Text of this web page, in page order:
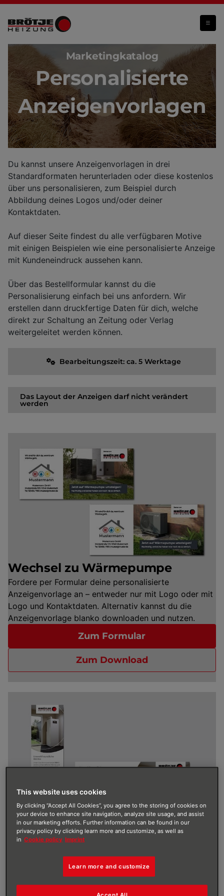
Marketingkatalog
Personalisierte
Anzeigenvorlagen
Du kannst unsere Anzeigenvorlagen in drei
Standardformaten herunterladen oder diese kostenlos
über uns personalisieren, zum Beispiel durch
Abbildung deines Logos und/oder deiner
Kontaktdaten.
Auf dieser Seite findest du alle verfügbaren Motive
mit einigen Beispielen wie eine personalisierte Anzeige
mit Kundeneindruck aussehen kann.
Über das Bestellformular kannst du die
Personalisierung einfach bei uns anfordern. Wir
erstellen dann druckfertige Daten für dich, welche
direkt zur Schaltung an Zeitung oder Verlag
weitergeleitet werden können.
Bearbeitungszeit: ca. 5 Werktage
Das Layout der Anzeigen darf nicht verändert
werden
Wechsel zu Wärmepumpe
Fordere per Formular deine personalisierte
Anzeigenvorlage an – entweder nur mit Logo oder mit
Logo und Kontaktdaten. Alternativ kannst du die
Anzeigenvorlage blanko downloaden und nutzen.
Zum Formular
Zum Download
BBK.1
Fordere per Formular deine personalisierte
Logo und Kontaktdaten. Alternativ kannst du die
Anzeigenvorlage blanko downloaden und nutzen.
This website uses cookies
By clicking “Accept All Cookies”, you agree to the storing of cookies on
your device to enhance site navigation, analyze site usage, and assist
in our marketing efforts. Further information can be found in our
privacy policy by clicking learn more and customize, as well as
in Cookie policy Imprint
Learn more and customize